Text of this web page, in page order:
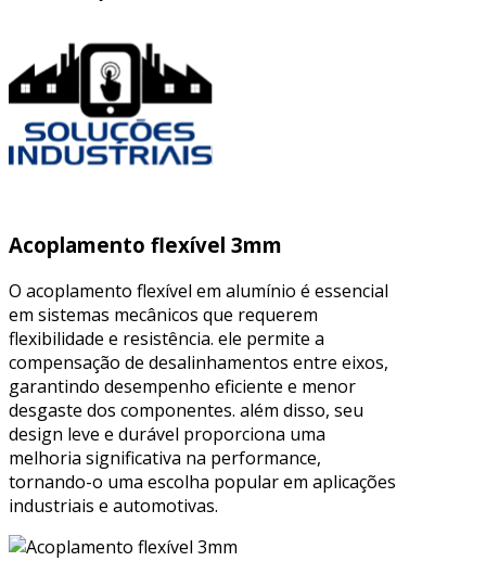
Acoplamento flexível 3mm
O acoplamento flexível em alumínio é essencial
em sistemas mecânicos que requerem
flexibilidade e resistência. ele permite a
compensação de desalinhamentos entre eixos,
garantindo desempenho eficiente e menor
desgaste dos componentes. além disso, seu
design leve e durável proporciona uma
melhoria significativa na performance,
tornando-o uma escolha popular em aplicações
industriais e automotivas.